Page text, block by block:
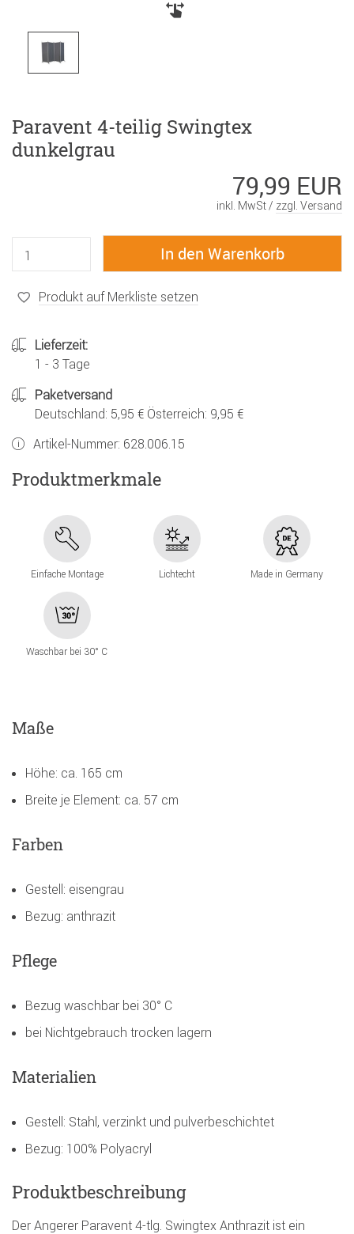
Paravent 4-teilig Swingtex
dunkelgrau
79,99 EUR
inkl. MwSt / zzgl. Versand
Produkt auf Merkliste setzen
Lieferzeit:
1 - 3 Tage
Paketversand
Deutschland: 5,95 € Österreich: 9,95 €
Artikel-Nummer: 628.006.15
Produktmerkmale
Einfache Montage Lichtecht Made in Germany
Waschbar bei 30° C
Maße
Höhe: ca. 165 cm
Breite je Element: ca. 57 cm
Farben
Gestell: eisengrau
Bezug: anthrazit
Pflege
Bezug waschbar bei 30° C
bei Nichtgebrauch trocken lagern
Materialien
Gestell: Stahl, verzinkt und pulverbeschichtet
Bezug: 100% Polyacryl
Produktbeschreibung
Der Angerer Paravent 4-tlg. Swingtex Anthrazit ist ein